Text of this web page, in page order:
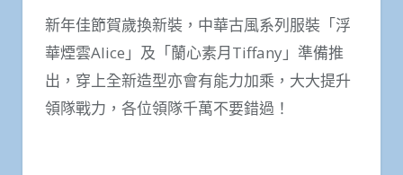
新年佳節賀歲換新裝，中華古風系列服裝「浮
華煙雲Alice」及「蘭心素月Tiffany」準備推
出，穿上全新造型亦會有能力加乘，大大提升
領隊戰力，各位領隊千萬不要錯過！